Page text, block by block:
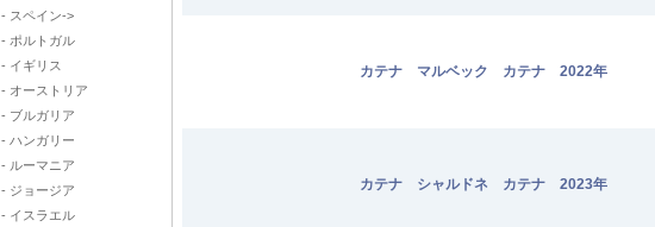
- スペイン->
- ポルトガル
- イギリス
- オーストリア
- ブルガリア
- ハンガリー
- ルーマニア
- ジョージア
- イスラエル
カテナ マルベック カテナ 2022年
カテナ シャルドネ カテナ 2023年